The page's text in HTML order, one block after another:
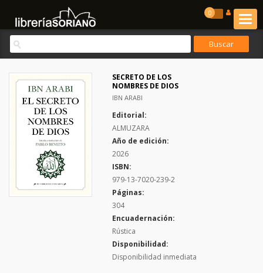
0
SECRETO DE LOS
NOMBRES DE DIOS
IBN ARABI
Editorial:
ALMUZARA
Año de edición:
2026
ISBN:
979-13-7020-239-2
Páginas:
304
Encuadernación:
Rústica
Disponibilidad:
Disponibilidad inmediata